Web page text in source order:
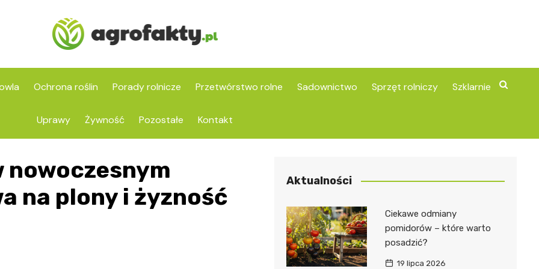
Ochrona roślin Porady rolnicze Przetwórstwo rolne Sadownictwo Sprzęt rolniczy Szklarnie
Uprawy Żywność Pozostałe Kontakt
nowoczesnym
na plony i żyzność
Aktualności
Ciekawe odmiany
pomidorów – które warto
posadzić?
19 lipca 2026